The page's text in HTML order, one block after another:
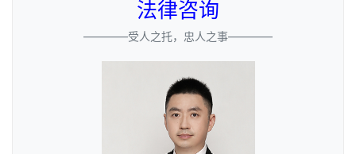
法律咨询
————受人之托，忠人之事————